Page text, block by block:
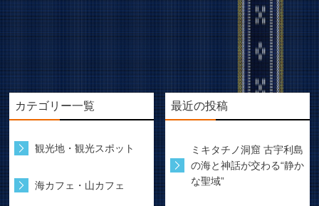
カテゴリー一覧
観光地・観光スポット
海カフェ・山カフェ
最近の投稿
ミキタチノ洞窟 古宇利島
の海と神話が交わる“静か
な聖域”